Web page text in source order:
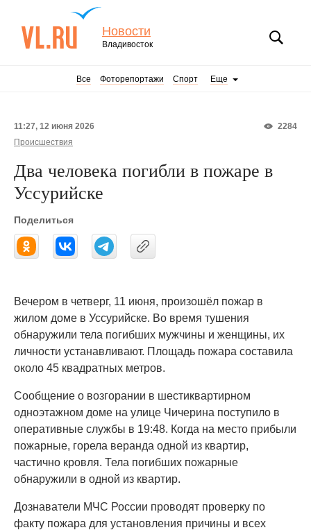
Новости
Владивосток
Все Фоторепортажи Спорт Еще
2284
11:27, 12 июня 2026
Происшествия
Два человека погибли в пожаре в
Уссурийске
Поделиться
Вечером в четверг, 11 июня, произошёл пожар в
жилом доме в Уссурийске. Во время тушения
обнаружили тела погибших мужчины и женщины, их
личности устанавливают. Площадь пожара составила
около 45 квадратных метров.
Сообщение о возгорании в шестиквартирном
одноэтажном доме на улице Чичерина поступило в
оперативные службы в 19:48. Когда на место прибыли
пожарные, горела веранда одной из квартир,
частично кровля. Тела погибших пожарные
обнаружили в одной из квартир.
Дознаватели МЧС России проводят проверку по
факту пожара для установления причины и всех